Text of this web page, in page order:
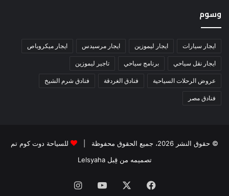
وسوم
ايجار سيارات ايجار ليموزين ايجار مرسيدس ايجار ميكروباص
ايجار نقل سياحي برنامج سياحي تاجير ليموزين
عروض الرحلات السياحية فنادق الغردقة فنادق شرم الشيخ
فنادق مصر
© حقوق النشر 2026، جميع الحقوق محفوظة |
للسياحة دوت كوم تم
تصميمه من قِبل Lelsyaha
فيسبوك ‫YouTube